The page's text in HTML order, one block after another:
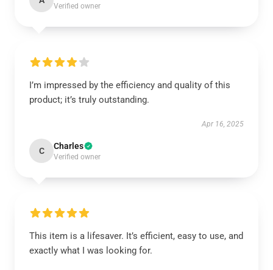
Verified owner
I’m impressed by the efficiency and quality of this
product; it’s truly outstanding.
Apr 16, 2025
C Charles
Verified owner
This item is a lifesaver. It’s efficient, easy to use, and
exactly what I was looking for.